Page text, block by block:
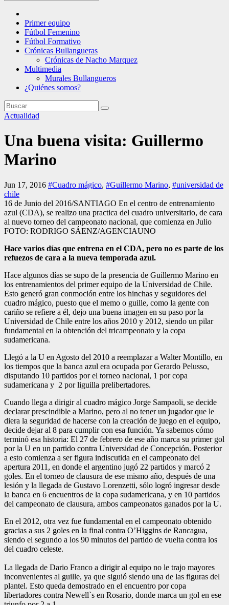
Primer equipo
Fútbol Femenino
Fútbol Formativo
Crónicas Bullangueras
Crónicas de Nacho Marquez
Multimedia
Murales Bullangueros
¿Quiénes somos?
Actualidad
Una buena visita: Guillermo
Marino
Jun 17, 2016 #Cuadro mágico, #Guillermo Marino, #universidad de
chile
16 de Junio del 2016/SANTIAGO En el centro de entrenamiento
azul (CDA), se realizo una practica del cuadro universitario, de cara
al nuevo torneo del campeonato nacional, que comienza en Julio
FOTO: RODRIGO SÁENZ/AGENCIAUNO
Hace varios días que entrena en el CDA, pero no es parte de los
refuezos de cara a la nueva temporada azul.
Hace algunos días se supo de la presencia de Guillermo Marino en
los entrenamientos del primer equipo de la Universidad de Chile.
Esto generó gran conmoción entre los hinchas y seguidores del
cuadro mágico, puesto que el memo o guille, como la gente con
cariño se refiere a él, dejo una buena imagen en su paso por la
Universidad de Chile entre los años 2010 y 2012, siendo un pilar
fundamental en la obtención del tricampeonato y la copa
sudamericana.
Llegó a la U en Agosto del 2010 a reemplazar a Walter Montillo, en
los tiempos que la banca azul era ocupada por Gerardo Pelusso,
disputando 10 partidos por el torneo nacional, 1 por copa
sudamericana y 2 por liguilla prelibertadores.
Cuando llega a dirigir al cuadro mágico Jorge Sampaoli, se decide
declarar prescindible a Marino, pero al no tener un jugador que le
diera la seguridad de hacerse con la creación de juego en el equipo,
decide dejar al 8 para cumplir con esa función. Ya sabemos cómo
terminó esa historia: El 27 de febrero de ese año marca su primer gol
por la U en un partido contra Universidad de Concepción. Posterior
a esto comienza a ser figura indiscutida en el campeonato del
apertura 2011, en donde el argentino jugó 22 partidos y marcó 2
goles. En el torneo de clausura de ese mismo año, después de una
lesión y la llegada de Gustavo Lorenzetti, sólo logró ingresar desde
la banca en 6 encuentros de la copa sudamericana, y en 10 partidos
del campeonato de clausura, ambos campeonatos ganados por la U.
En el 2012, otra vez fue fundamental en el campeonato obtenido
gracias a sus 2 goles en la final contra O’Higgins de Rancagua,
siendo el segundo a los 90 minutos del partido de vuelta contra los
del cuadro celeste.
La llegada de Dario Franco a dirigir al equipo no le trajo mayores
inconvenientes al guille, ya que siguió siendo una de las figuras del
plantel. Esto queda demostrado en el encuentro por copa
libertadores contra Newell`s en Rosario, donde marca un gol en ese